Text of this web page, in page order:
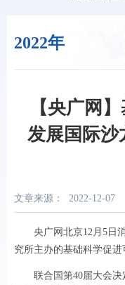
2022年
【央广网
发展国际沙
文章来源： 2022-12-07
央广网北京12月5日消
究所主办的基础科学促进
联合国第40届大会决